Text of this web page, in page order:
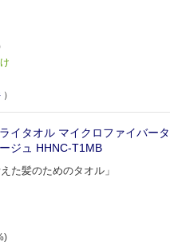
）
イタオル マイクロファイバータ
ジュ HHNC-T1MB
た髪のためのタオル」